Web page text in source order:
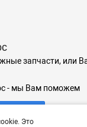
запчасти, или
- мы Вам поможем
Это